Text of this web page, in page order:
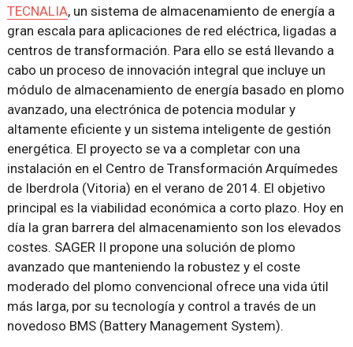
TECNALIA, un sistema de almacenamiento de energía a
gran escala para aplicaciones de red eléctrica, ligadas a
centros de transformación. Para ello se está llevando a
cabo un proceso de innovación integral que incluye un
módulo de almacenamiento de energía basado en plomo
avanzado, una electrónica de potencia modular y
altamente eficiente y un sistema inteligente de gestión
energética. El proyecto se va a completar con una
instalación en el Centro de Transformación Arquímedes
de Iberdrola (Vitoria) en el verano de 2014. El objetivo
principal es la viabilidad económica a corto plazo. Hoy en
día la gran barrera del almacenamiento son los elevados
costes. SAGER II propone una solución de plomo
avanzado que manteniendo la robustez y el coste
moderado del plomo convencional ofrece una vida útil
más larga, por su tecnología y control a través de un
novedoso BMS (Battery Management System).